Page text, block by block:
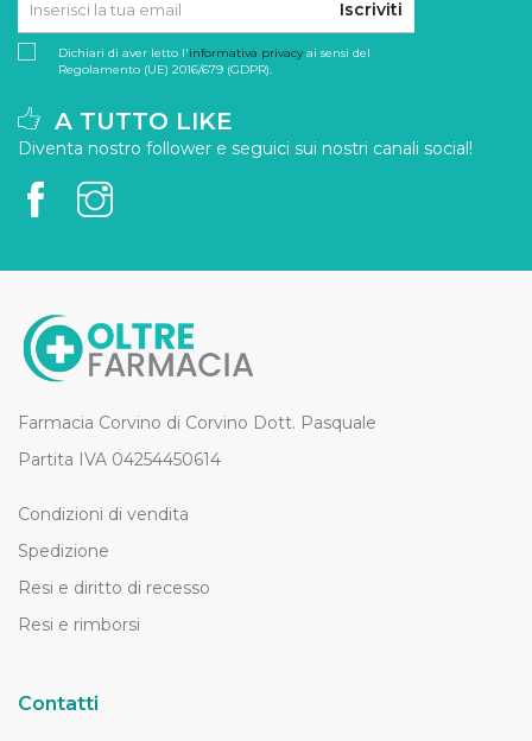
Iscriviti
Dichiari di aver letto l'informativa privacyai sensi del
Regolamento (UE) 2016/679 (GDPR).
A TUTTO LIKE
Diventa nostro follower e seguici sui nostri canali social!
Farmacia Corvino di Corvino Dott. Pasquale
Partita IVA 04254450614
Condizioni di vendita
Spedizione
Resi e diritto di recesso
Resi e rimborsi
Contatti